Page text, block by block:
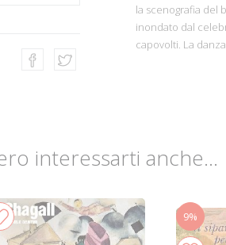
la scenografia del
inondato dal
capovolti. La
interessarti anche...
9%